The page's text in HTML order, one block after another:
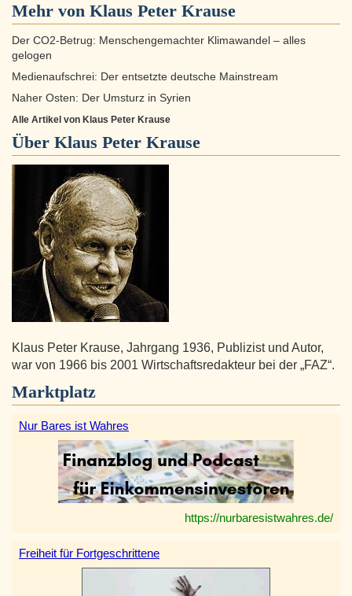
Mehr von Klaus Peter Krause
Der CO2-Betrug: Menschengemachter Klimawandel – alles
gelogen
Medienaufschrei: Der entsetzte deutsche Mainstream
Naher Osten: Der Umsturz in Syrien
Alle Artikel von Klaus Peter Krause
Über Klaus Peter Krause
Klaus Peter Krause, Jahrgang 1936, Publizist und Autor,
war von 1966 bis 2001 Wirtschaftsredakteur bei der „FAZ“.
Marktplatz
Nur Bares ist Wahres
https://nurbaresistwahres.de/
Freiheit für Fortgeschrittene